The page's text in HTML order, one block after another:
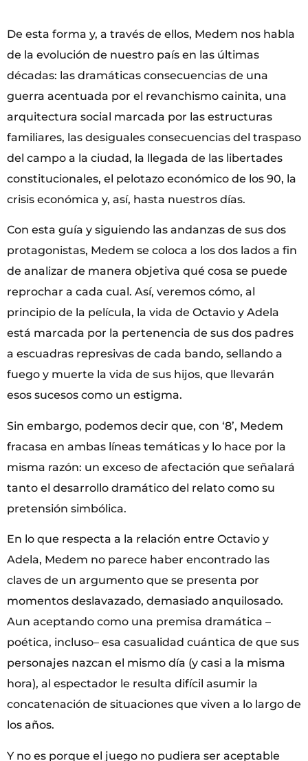
De esta forma y, a través de ellos, Medem nos habla
de la evolución de nuestro país en las últimas
décadas: las dramáticas consecuencias de una
guerra acentuada por el revanchismo cainita, una
arquitectura social marcada por las estructuras
familiares, las desiguales consecuencias del traspaso
del campo a la ciudad, la llegada de las libertades
constitucionales, el pelotazo económico de los 90, la
crisis económica y, así, hasta nuestros días.
Con esta guía y siguiendo las andanzas de sus dos
protagonistas, Medem se coloca a los dos lados a fin
de analizar de manera objetiva qué cosa se puede
reprochar a cada cual. Así, veremos cómo, al
principio de la película, la vida de Octavio y Adela
está marcada por la pertenencia de sus dos padres
a escuadras represivas de cada bando, sellando a
fuego y muerte la vida de sus hijos, que llevarán
esos sucesos como un estigma.
Sin embargo, podemos decir que, con ‘8’, Medem
fracasa en ambas líneas temáticas y lo hace por la
misma razón: un exceso de afectación que señalará
tanto el desarrollo dramático del relato como su
pretensión simbólica.
En lo que respecta a la relación entre Octavio y
Adela, Medem no parece haber encontrado las
claves de un argumento que se presenta por
momentos deslavazado, demasiado anquilosado.
Aun aceptando como una premisa dramática –
poética, incluso– esa casualidad cuántica de que sus
personajes nazcan el mismo día (y casi a la misma
hora), al espectador le resulta difícil asumir la
concatenación de situaciones que viven a lo largo de
los años.
Y no es porque el juego no pudiera ser aceptable